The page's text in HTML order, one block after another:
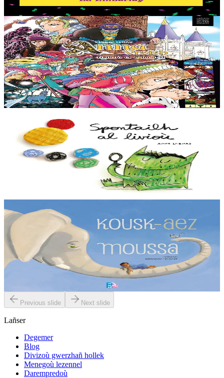
12,50 €
11 vloaz hag ouzhpenn
TES
Anna Vreizh - Itrikoù er C'hastell
Ur veaj-skol torr-penn adarre, a soñj Gael… Kastell an duged en
Naoned ? Torr-penn ne vo ket avat ! Kaset e vo ar paotr yaouank
dre an amzer gozh gant un teuz...
Er stok12,95 €
Spontailh al livioù
Spontailh al livioù ne oar ket petra a c’hoari gantañ. Graet en deus
meskaj gant e fromadennoù ha bremañ e rank dibunañ ar gudenn a
TES
Kousk-aez Moussa
Gant ar c’hoant kousket emañ Moussa. Met direnket eo gant ul ­
logodenn oc’h ober trouz. Piv a c’hallo sikour anezhañ d’en em ­
zizober diouti ? Ha dont a raio...
Previous slide Next slide
Lañser
Degemer
Blog
Divizoù gwerzhañ hollek
Menegoù lezennel
Darempredoù